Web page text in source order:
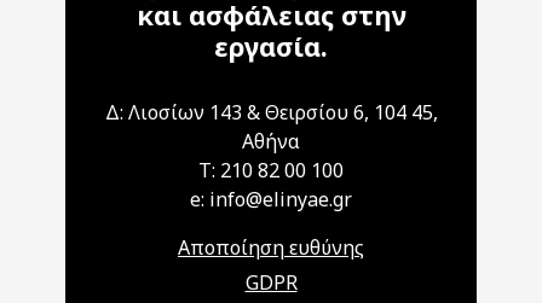
και ασφάλειας στην
εργασία.
Δ: Λιοσίων 143 & Θειρσίου 6, 104 45,
Αθήνα
T: 210 82 00 100
e: info@elinyae.gr
Αποποίηση ευθύνης
GDPR